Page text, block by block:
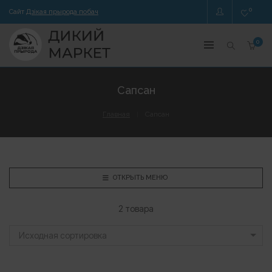
Сайт Дзікая прырода побач 0
0
Сапсан
ОТКРЫТЬ МЕНЮ
2 товара
Исходная сортировка